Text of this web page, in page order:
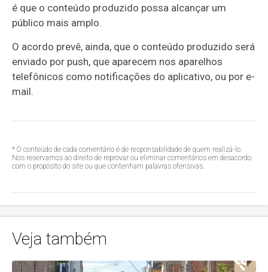
é que o conteúdo produzido possa alcançar um
público mais amplo.
O acordo prevê, ainda, que o conteúdo produzido será
enviado por push, que aparecem nos aparelhos
telefônicos como notificações do aplicativo, ou por e-
mail.
* O conteúdo de cada comentário é de responsabilidade de quem realizá-lo.
Nos reservamos ao direito de reprovar ou eliminar comentários em desacordo
com o propósito do site ou que contenham palavras ofensivas.
Veja também